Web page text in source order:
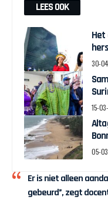
LEES OOK
30-
15-
05-
Er is niet alleen
gebeurd”, zegt